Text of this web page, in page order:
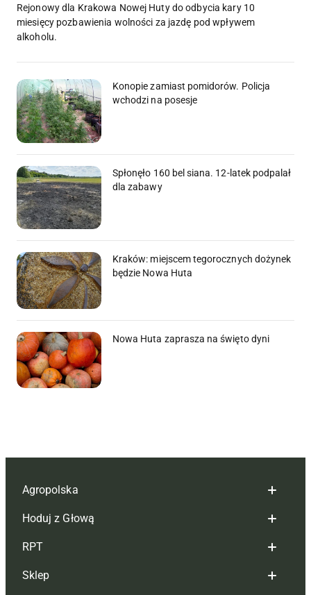
Rejonowy dla Krakowa Nowej Huty do odbycia kary 10
miesięcy pozbawienia wolności za jazdę pod wpływem
alkoholu.
Konopie zamiast pomidorów. Policja
wchodzi na posesje
Spłonęło 160 bel siana. 12-latek podpalał
dla zabawy
Kraków: miejscem tegorocznych dożynek
będzie Nowa Huta
Nowa Huta zaprasza na święto dyni
Agropolska
Redakcja
Reklama
Tagi
Hoduj z Głową
Hoduj z głową bydło
Hoduj z głową świnie
RPT
Redakcja
Sklep